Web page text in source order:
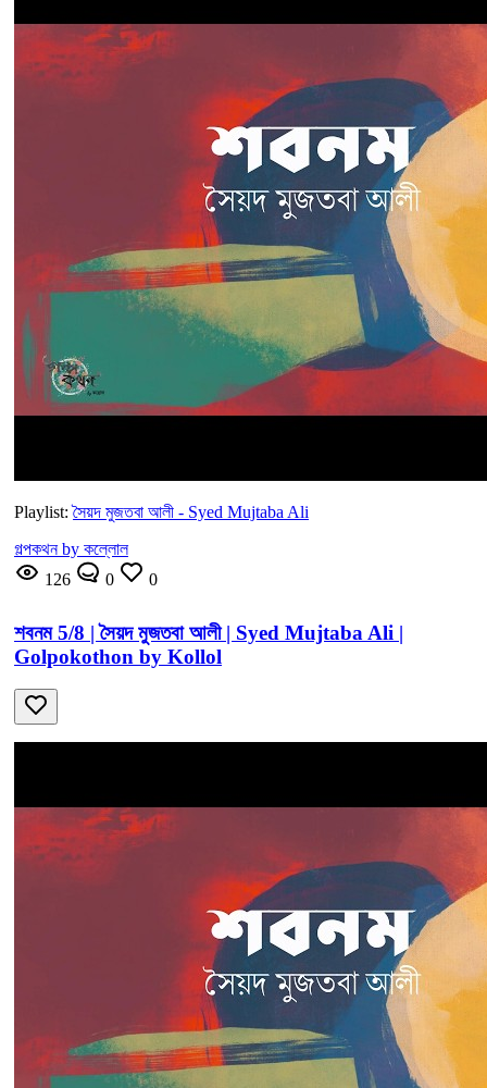
Playlist:সৈয়দ মুজতবা আলী - Syed Mujtaba Ali
গল্পকথন by কল্লোল
126
0 0
শবনম 5/8 | সৈয়দ মুজতবা আলী | Syed Mujtaba Ali |
Golpokothon by Kollol